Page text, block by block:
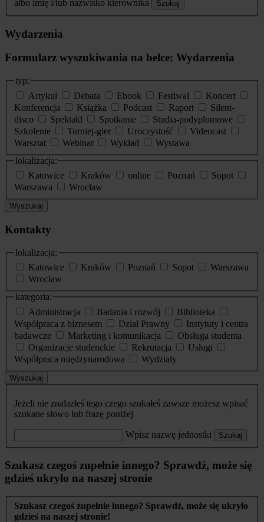
albo imię i/lub nazwisko kierownika
Szukaj
Wydarzenia
Formularz wyszukiwania na belce: Wydarzenia
typ:
Artykuł
Debata Ebook Festiwal
Koncert
Konferencja
Książka Podcast Raport
Silent-
disco
Spektakl Spotkanie
Studia-podyplomowe
Szkolenie
Turniej-gier Uroczystość
Videocast
Warsztat
Webinar Wykład
Wystawa
lokalizacja:
Katowice
Kraków online Poznań
Sopot
Warszawa
Wrocław
Wyszukaj
Kontakty
lokalizacja:
Katowice
Kraków Poznań Sopot
Warszawa
Wrocław
kategoria:
Administracja
Badania i rozwój
Biblioteka
Współpraca z biznesem
Dział Prawny
Instytuty i centra
badawcze
Marketing i komunikacja
Obsługa studenta
Organizacje studenckie
Rekrutacja
Usługi
Współpraca międzynarodowa
Wydziały
Wyszukaj
Jeżeli nie znalazłeś tego czego szukałeś zawsze możesz wpisać
szukane słowo lub frazę poniżej
Wpisz nazwę jednostki Szukaj
Szukasz czegoś zupełnie innego? Sprawdź, może się
gdzieś ukryło na naszej stronie
Szukasz czegoś zupełnie innego? Sprawdź, może się ukryło
gdzieś na naszej stronie!